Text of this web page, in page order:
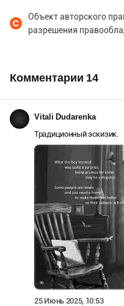
Объект авторского
разрешения
Комментарии 14
Vitali Dudarenka
Традиционный эскизик.
25 Июнь 2025, 10:53